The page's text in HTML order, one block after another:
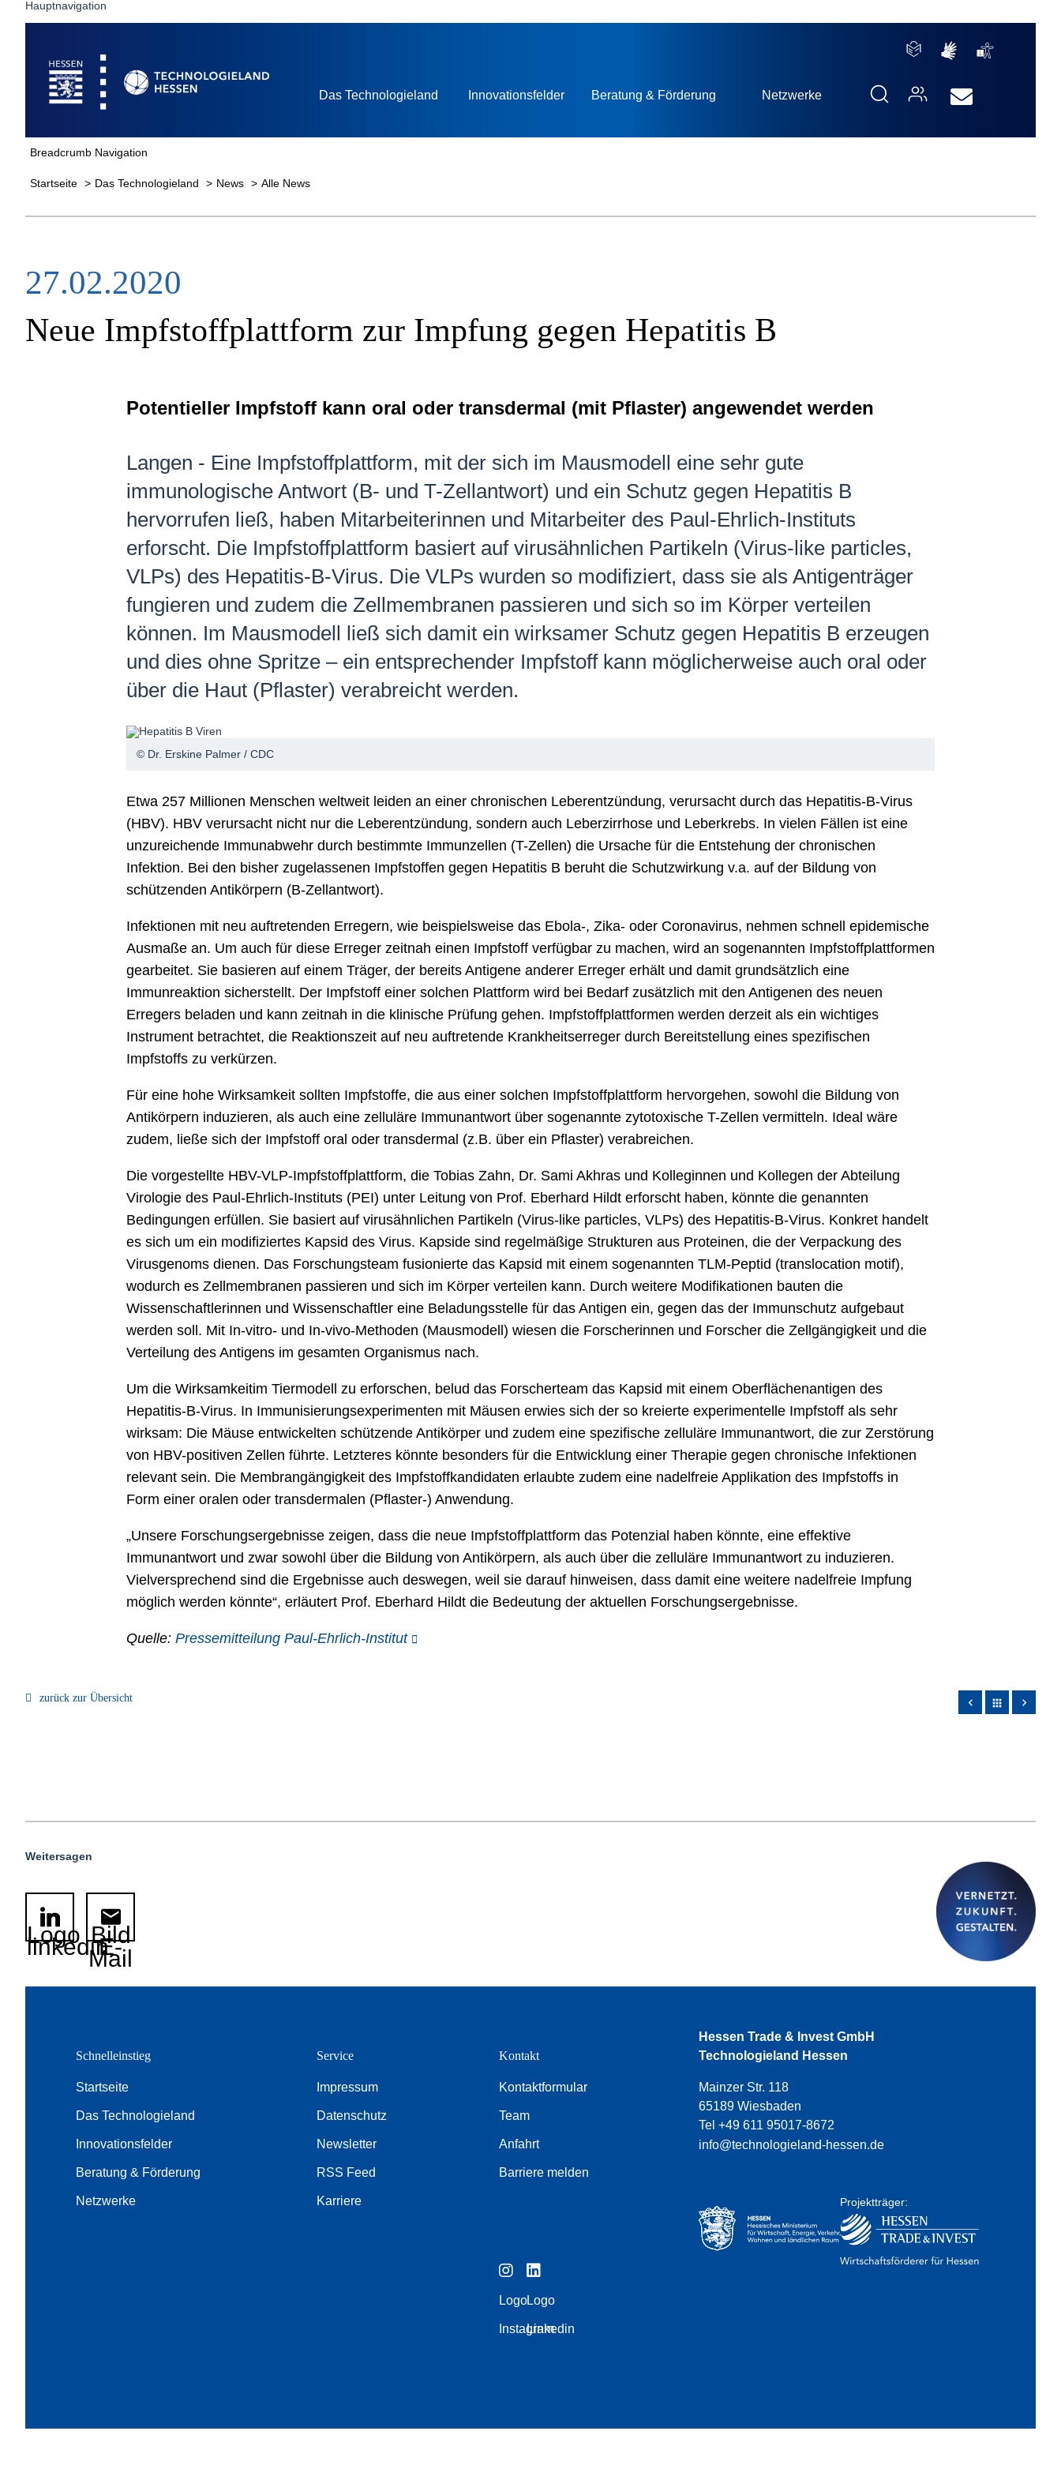
Hauptnavigation
Startseite
Das Technologieland Innovationsfelder Beratung & Förderung Netzwerke
Breadcrumb Navigation
Startseite Das Technologieland News Alle News
27.02.2020
Neue Impfstoffplattform zur Impfung gegen Hepatitis B
Potentieller Impfstoff kann oral oder transdermal (mit Pflaster) angewendet werden
Langen - Eine Impfstoffplattform, mit der sich im Mausmodell eine sehr gute
immunologische Antwort (B- und T-Zellantwort) und ein Schutz gegen Hepatitis B
hervorrufen ließ, haben Mitarbeiterinnen und Mitarbeiter des Paul-Ehrlich-Instituts
erforscht. Die Impfstoffplattform basiert auf virusähnlichen Partikeln (Virus-like particles,
VLPs) des Hepatitis-B-Virus. Die VLPs wurden so modifiziert, dass sie als Antigenträger
fungieren und zudem die Zellmembranen passieren und sich so im Körper verteilen
können. Im Mausmodell ließ sich damit ein wirksamer Schutz gegen Hepatitis B erzeugen
und dies ohne Spritze – ein entsprechender Impfstoff kann möglicherweise auch oral oder
über die Haut (Pflaster) verabreicht werden.
© Dr. Erskine Palmer / CDC
Etwa 257 Millionen Menschen weltweit leiden an einer chronischen Leberentzündung, verursacht durch das Hepatitis-B-Virus
(HBV). HBV verursacht nicht nur die Leberentzündung, sondern auch Leberzirrhose und Leberkrebs. In vielen Fällen ist eine
unzureichende Immunabwehr durch bestimmte Immunzellen (T-Zellen) die Ursache für die Entstehung der chronischen
Infektion. Bei den bisher zugelassenen Impfstoffen gegen Hepatitis B beruht die Schutzwirkung v.a. auf der Bildung von
schützenden Antikörpern (B-Zellantwort).
Infektionen mit neu auftretenden Erregern, wie beispielsweise das Ebola-, Zika- oder Coronavirus, nehmen schnell epidemische
Ausmaße an. Um auch für diese Erreger zeitnah einen Impfstoff verfügbar zu machen, wird an sogenannten Impfstoffplattformen
gearbeitet. Sie basieren auf einem Träger, der bereits Antigene anderer Erreger erhält und damit grundsätzlich eine
Immunreaktion sicherstellt. Der Impfstoff einer solchen Plattform wird bei Bedarf zusätzlich mit den Antigenen des neuen
Erregers beladen und kann zeitnah in die klinische Prüfung gehen. Impfstoffplattformen werden derzeit als ein wichtiges
Instrument betrachtet, die Reaktionszeit auf neu auftretende Krankheitserreger durch Bereitstellung eines spezifischen
Impfstoffs zu verkürzen.
Für eine hohe Wirksamkeit sollten Impfstoffe, die aus einer solchen Impfstoffplattform hervorgehen, sowohl die Bildung von
Antikörpern induzieren, als auch eine zelluläre Immunantwort über sogenannte zytotoxische T-Zellen vermitteln. Ideal wäre
zudem, ließe sich der Impfstoff oral oder transdermal (z.B. über ein Pflaster) verabreichen.
Die vorgestellte HBV-VLP-Impfstoffplattform, die Tobias Zahn, Dr. Sami Akhras und Kolleginnen und Kollegen der Abteilung
Virologie des Paul-Ehrlich-Instituts (PEI) unter Leitung von Prof. Eberhard Hildt erforscht haben, könnte die genannten
Bedingungen erfüllen. Sie basiert auf virusähnlichen Partikeln (Virus-like particles, VLPs) des Hepatitis-B-Virus. Konkret handelt
es sich um ein modifiziertes Kapsid des Virus. Kapside sind regelmäßige Strukturen aus Proteinen, die der Verpackung des
Virusgenoms dienen. Das Forschungsteam fusionierte das Kapsid mit einem sogenannten TLM-Peptid (translocation motif),
wodurch es Zellmembranen passieren und sich im Körper verteilen kann. Durch weitere Modifikationen bauten die
Wissenschaftlerinnen und Wissenschaftler eine Beladungsstelle für das Antigen ein, gegen das der Immunschutz aufgebaut
werden soll. Mit In-vitro- und In-vivo-Methoden (Mausmodell) wiesen die Forscherinnen und Forscher die Zellgängigkeit und die
Verteilung des Antigens im gesamten Organismus nach.
Um die Wirksamkeitim Tiermodell zu erforschen, belud das Forscherteam das Kapsid mit einem Oberflächenantigen des
Hepatitis-B-Virus. In Immunisierungsexperimenten mit Mäusen erwies sich der so kreierte experimentelle Impfstoff als sehr
wirksam: Die Mäuse entwickelten schützende Antikörper und zudem eine spezifische zelluläre Immunantwort, die zur Zerstörung
von HBV-positiven Zellen führte. Letzteres könnte besonders für die Entwicklung einer Therapie gegen chronische Infektionen
relevant sein. Die Membrangängigkeit des Impfstoffkandidaten erlaubte zudem eine nadelfreie Applikation des Impfstoffs in
Form einer oralen oder transdermalen (Pflaster-) Anwendung.
Unsere Forschungsergebnisse zeigen, dass die neue Impfstoffplattform das Potenzial haben könnte, eine effektive
Immunantwort und zwar sowohl über die Bildung von Antikörpern, als auch über die zelluläre Immunantwort zu induzieren.
Vielversprechend sind die Ergebnisse auch deswegen, weil sie darauf hinweisen, dass damit eine weitere nadelfreie Impfung
möglich werden könnte , erläutert Prof. Eberhard Hildt die Bedeutung der aktuellen Forschungsergebnisse.
Quelle: Pressemitteilung Paul-Ehrlich-Institut
zurück zur Übersicht apps
Weitersagen
Logo
linkedinBild
E-
Mail
Schnelleinstieg
Startseite
Das Technologieland
Innovationsfelder
Beratung & Förderung
Netzwerke
Service
Impressum
Datenschutz
Newsletter
RSS Feed
Karriere
Kontakt
Kontaktformular
Team
Anfahrt
Barriere melden
Logo
Instagram
Logo
Linkedin
Hessen Trade & Invest GmbH
Technologieland Hessen
Mainzer Str. 118
65189 Wiesbaden
Tel +49 611 95017-8672
info@technologieland-hessen.de
Projektträger: